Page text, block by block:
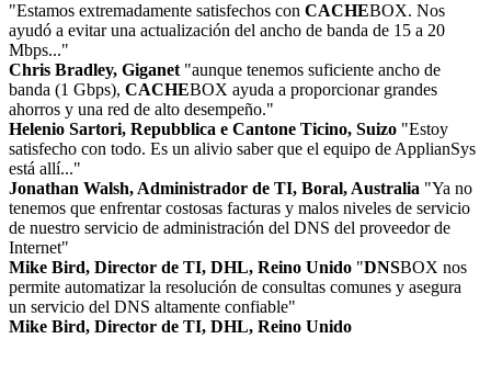
"Estamos extremadamente satisfechos con CACHEBOX. Nos
ayudó a evitar una actualización del ancho de banda de 15 a 20
Mbps..."
Chris Bradley, Giganet "aunque tenemos suficiente ancho de
banda (1 Gbps), CACHEBOX ayuda a proporcionar grandes
ahorros y una red de alto desempeño."
Helenio Sartori, Repubblica e Cantone Ticino, Suizo "Estoy
satisfecho con todo. Es un alivio saber que el equipo de ApplianSys
está allí..."
Jonathan Walsh, Administrador de TI, Boral, Australia "Ya no
tenemos que enfrentar costosas facturas y malos niveles de servicio
de nuestro servicio de administración del DNS del proveedor de
Internet"
Mike Bird, Director de TI, DHL, Reino Unido "DNSBOX nos
permite automatizar la resolución de consultas comunes y asegura
un servicio del DNS altamente confiable"
Mike Bird, Director de TI, DHL, Reino Unido